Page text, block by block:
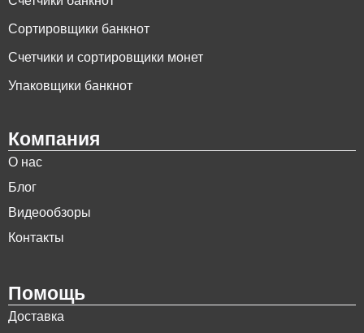
Сортировщики банкнот
Счетчики и сортировщики монет
Упаковщики банкнот
Компания
О нас
Блог
Видеообзоры
Контакты
Помощь
Доставка